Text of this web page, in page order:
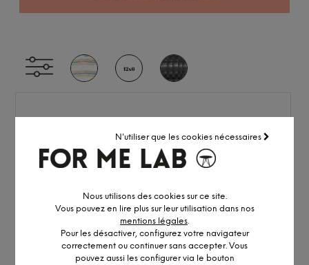
N'utiliser que les cookies nécessaires
Nous utilisons des cookies sur ce site.
Vous pouvez en lire plus sur leur utilisation dans nos
mentions légales.
Pour les désactiver, configurez votre navigateur
correctement ou continuer sans accepter. Vous
pouvez aussi les configurer via le bouton